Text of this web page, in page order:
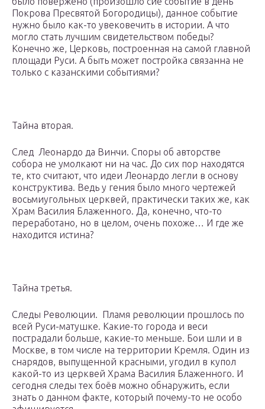
Покрова Пресвятой Богородицы), данное событие
нужно было как-то увековечить в истории. А что
могло стать лучшим свидетельством победы?
Конечно же, Церковь, построенная на самой главной
площади Руси. А быть может постройка связанна не
только с казанскими событиями?
Тайна вторая.
След Леонардо да Винчи. Споры об авторстве
собора не умолкают ни на час. До сих пор находятся
те, кто считают, что идеи Леонардо легли в основу
конструктива. Ведь у гения было много чертежей
восьмиугольных церквей, практически таких же, как
Храм Василия Блаженного. Да, конечно, что-то
переработано, но в целом, очень похоже… И где же
находится истина?
Тайна третья.
Следы Революции. Пламя революции прошлось по
всей Руси-матушке. Какие-то города и веси
пострадали больше, какие-то меньше. Бои шли и в
Москве, в том числе на территории Кремля. Один из
снарядов, выпущенной красными, угодил в купол
какой-то из церквей Храма Василия Блаженного. И
сегодня следы тех боёв можно обнаружить, если
знать о данном факте, который почему-то не особо